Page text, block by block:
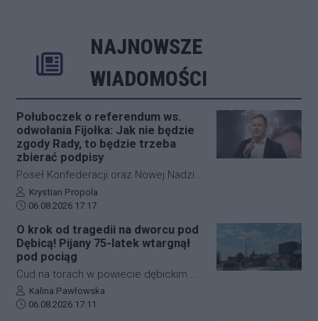
NAJNOWSZE
WIADOMOŚCI
Połuboczek o referendum ws.
odwołania Fijołka: Jak nie będzie
zgody Rady, to będzie trzeba
zbierać podpisy
Poseł Konfederacji oraz Nowej Nadziei,
Michał Połuboczek, deklaruje
gotowość do zaangażowania się w
przeprowadzenia referendum w
sprawie odwołania prezydenta
Rzeszowa, Konrada Fijołka. W
programie "Cogito… u Raczyńskiej" na
antenie wPolsce24 ocenił, że jeśli
Autor artykułu:
Krystian Propola
Data dodania artykułu:
06.08.2026 17:17
O krok od tragedii na dworcu pod
Dębicą! Pijany 75-latek wtargnął
pod pociąg
Cud na torach w powiecie dębickim.
Pijany 75-letni mężczyzna wtargnął pod
nadjeżdżający pociąg na dworcu PKP w
Autor artykułu:
Kalina Pawłowska
Data dodania artykułu:
06.08.2026 17:11